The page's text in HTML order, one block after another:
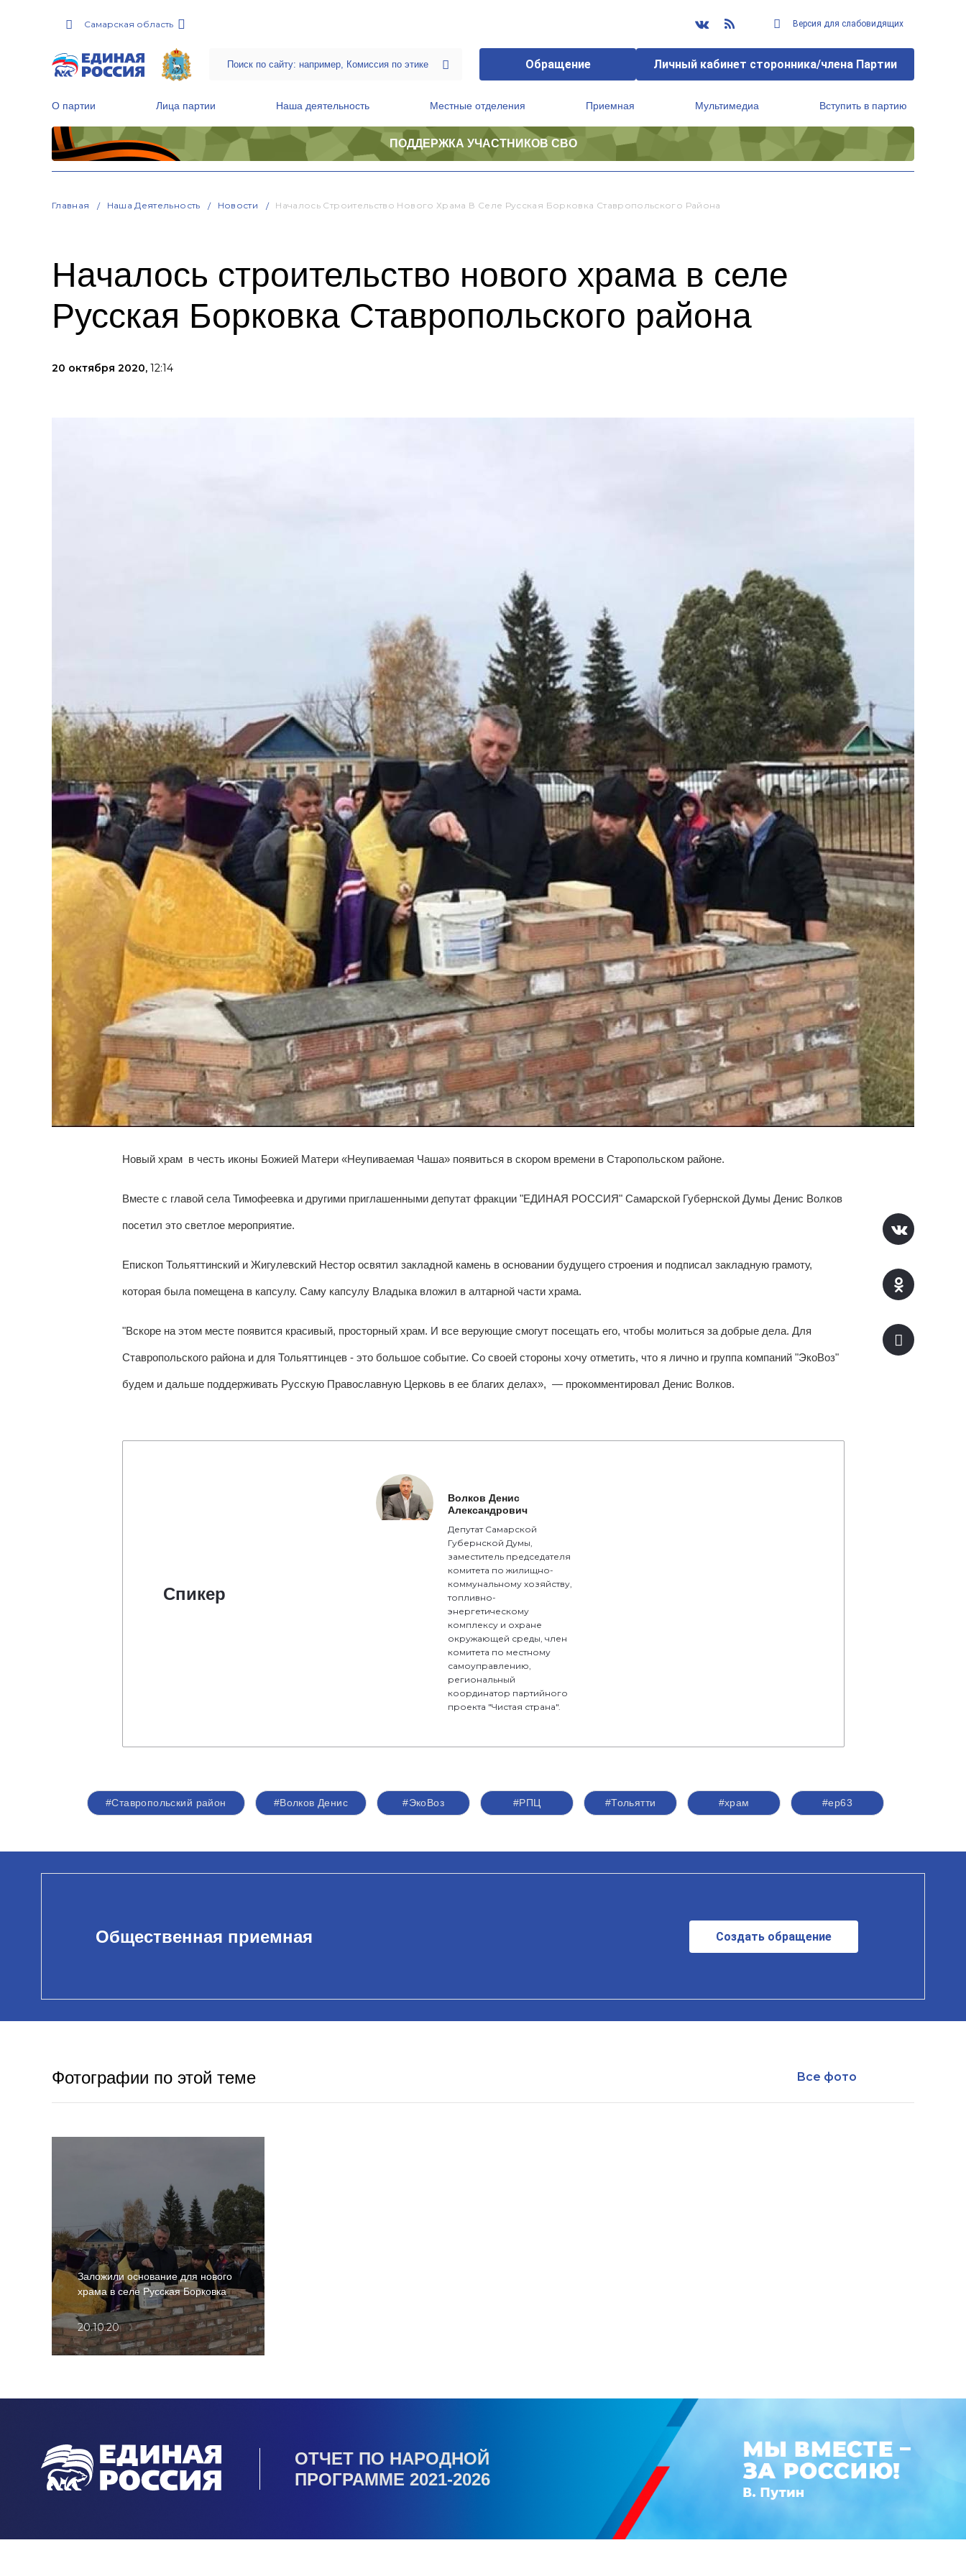
Самарская область Версия для слабовидящих
Обращение Личный кабинет сторонника/члена Партии
О партии Лица партии Наша деятельность Местные отделения Приемная Мультимедиа Вступить в партию
ПОДДЕРЖКА УЧАСТНИКОВ СВО
Главная Наша Деятельность Новости Началось Строительство Нового Храма В Селе Русская Борковка Ставропольского Района
Началось строительство нового храма в селе
Русская Борковка Ставропольского района
20 октября 2020, 12:14
Новый храм в честь иконы Божией Матери «Неупиваемая Чаша» появиться в скором времени в Старопольском районе.
Вместе с главой села Тимофеевка и другими приглашенными депутат фракции "ЕДИНАЯ РОССИЯ" Самарской Губернской Думы Денис Волков
посетил это светлое мероприятие.
Епископ Тольяттинский и Жигулевский Нестор освятил закладной камень в основании будущего строения и подписал закладную грамоту,
которая была помещена в капсулу. Саму капсулу Владыка вложил в алтарной части храма.
"Вскоре на этом месте появится красивый, просторный храм. И все верующие смогут посещать его, чтобы молиться за добрые дела. Для
Ставропольского района и для Тольяттинцев - это большое событие. Со своей стороны хочу отметить, что я лично и группа компаний "ЭкоВоз"
будем и дальше поддерживать Русскую Православную Церковь в ее благих делах», — прокомментировал Денис Волков.
Спикер
Волков Денис
Александрович
Депутат Самарской
Губернской Думы,
заместитель председателя
комитета по жилищно-
коммунальному хозяйству,
топливно-
энергетическому
комплексу и охране
окружающей среды, член
комитета по местному
самоуправлению,
региональный
координатор партийного
проекта "Чистая страна".
#Ставропольский район #Волков Денис #ЭкоВоз #РПЦ #Тольятти #храм #ер63
Общественная приемная Создать обращение
Фотографии по этой теме Все фото
Заложили основание для нового
храма в селе Русская Борковка
20.10.20
ОТЧЕТ ПО НАРОДНОЙ
ПРОГРАММЕ 2021-2026